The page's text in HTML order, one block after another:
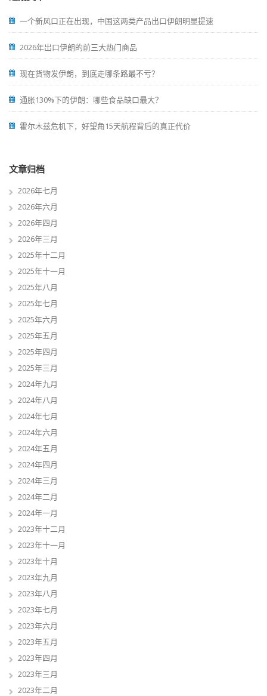
一个新风口正在出现，中国这两类产品出口伊朗明显提速
2026年出口伊朗的前三大热门商品
现在货物发伊朗，到底走哪条路最不亏？
通胀130%下的伊朗：哪些食品缺口最大？
霍尔木兹危机下，好望角15天航程背后的真正代价
文章归档
2026年七月
2026年六月
2026年四月
2026年三月
2025年十二月
2025年十一月
2025年八月
2025年七月
2025年六月
2025年五月
2025年四月
2025年三月
2024年九月
2024年八月
2024年七月
2024年六月
2024年五月
2024年四月
2024年三月
2024年二月
2024年一月
2023年十二月
2023年十一月
2023年十月
2023年九月
2023年八月
2023年七月
2023年六月
2023年五月
2023年四月
2023年三月
2023年二月